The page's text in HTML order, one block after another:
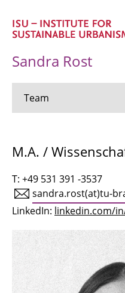
Sandra Rost
Team
Olaf Mumm
Dr. Marcelo Esteban
Alexandra Auer
Yevheniia Berchul
M.A. /
T: +49 531 391 -3537
sandra.rost(at)tu-
LinkedIn: linkedin.com/